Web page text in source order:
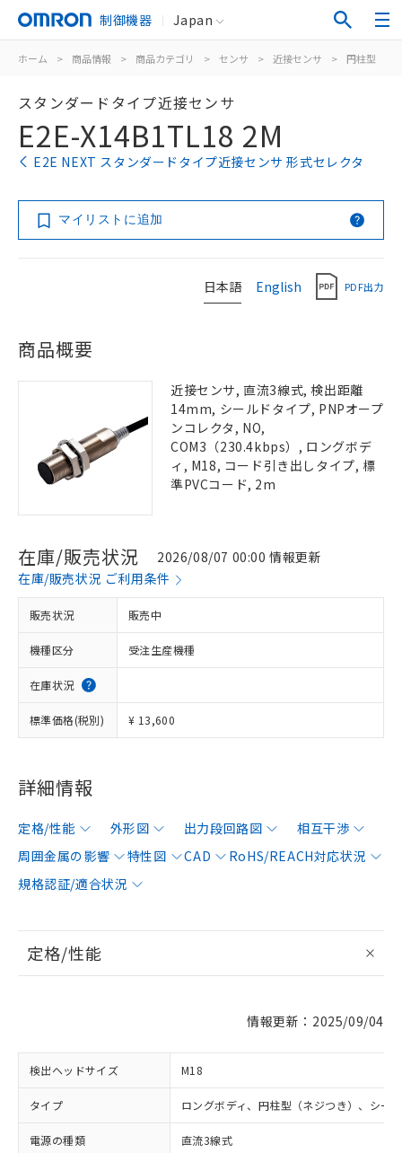
制御機器 Japan
ホーム > 商品情報 > 商品カテゴリ > センサ > 近接センサ > 円柱型
スタンダードタイプ近接センサ
E2E-X14B1TL18 2M
E2E NEXT スタンダードタイプ近接センサ 形式セレクタ
マイリストに追加
日本語 English PDF出力
商品概要
近接センサ, 直流3線式, 検出距離
14mm, シールドタイプ, PNPオープ
ンコレクタ, NO,
COM3（230.4kbps）, ロングボデ
ィ, M18, コード引き出しタイプ, 標
準PVCコード, 2m
在庫/販売状況
2026/08/07 00:00 情報更新
在庫/販売状況 ご利用条件
販売状況 販売中
機種区分 受注生産機種
在庫状況
標準価格(税別) ¥ 13,600
詳細情報
定格/性能 外形図 出力段回路図
相互干渉
周囲金属の影響
特性図 CAD
RoHS/REACH対応状況
規格認証/適合状況
定格/性能
情報更新：2025/09/04
検出ヘッドサイズ M18
タイプ ロングボディ、円柱型（ネジつき）、シー
電源の種類 直流3線式